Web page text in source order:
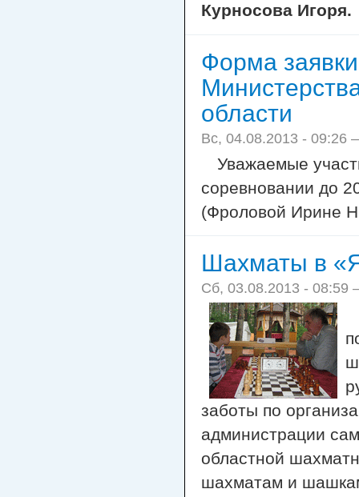
Курносова Игоря.
Форма
области
Вс, 04.08.2013 - 09:26
Уважаемые
соревновании до
(Фроловой Ирине
Шахматы в
Сб, 03.08.2013 -
заботы по
администрации
областной
шахматам и